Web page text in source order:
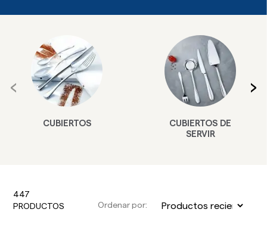
CUBIERTOS DE
SET CUBIERTOS
‹ ›
447
PRODUCTOS
Ordenar por: